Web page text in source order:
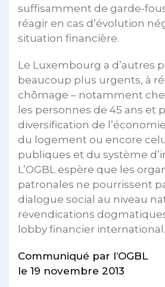
suffisamment de garde-
réagir en cas d’évolution
situation financière.
Le Luxembourg a d’autres
beaucoup plus urgents, à
chômage – notamment
les personnes de 45 ans et
diversification de
du logement ou encore
publiques et du système
L’OGBL espère que les
patronales ne pourrissent
dialogue social au niveau
revendications
lobby financier international.
Communiqué par l’OGBL
le 19 novembre 2013